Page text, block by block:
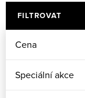
FILTROVAT
Cena
Speciální akce